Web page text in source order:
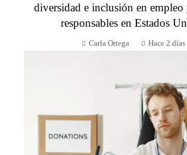
diversidad e inclusión en empleo
responsables en Estados
Carla Ortega Hace 2 días